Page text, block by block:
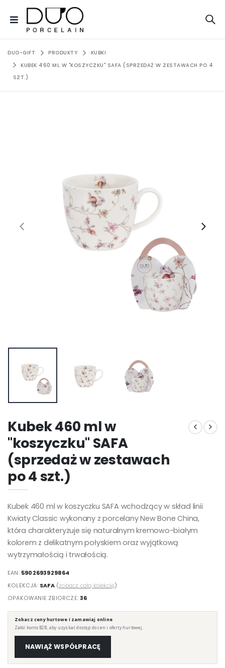
DUO-GIFT PRODUKTY
KUBKI
KUBEK 460 ML W "KOSZYCZKU" SAFA (SPRZEDAŻ W ZESTAWACH PO 4
SZT.)
Kubek 460 ml w
"koszyczku" SAFA
(sprzedaż w zestawach
po 4 szt.)
Kubek 460 ml w koszyczku SAFA wchodzący w skład linii
Kwiaty Classic wykonany z porcelany New Bone China,
która charakteryzuje się naturalnym kremowo-białym
kolorem z delikatnym połyskiem oraz wyjątkową
wytrzymałością i trwałością.
EAN: 5902693929864
KOLEKCJA: SAFA(zobacz całą kolekcję)
OPAKOWANIE ZBIORCZE:36
Zobacz ceny hurtowe i zamawiaj online
Załóż konto B2B, aby uzyskać dostęp do cen i oferty hurtowej.
NAWIĄŻ WSPÓŁPRACĘ